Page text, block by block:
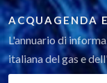
Nastri di
Nastri plastici
Reti di
Rivestimenti di
Componentistica
Componentistica
ACQUAGENDA
L'annuario di
italiana del gas e